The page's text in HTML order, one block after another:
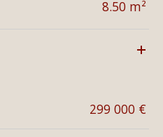
8.50 m²
299 000 €